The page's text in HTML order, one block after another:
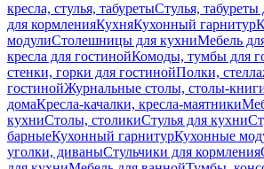
кресла, стулья, табуретыСтулья, табуреты
для кормленияКухняКухонный гарнитур
модулиСтолешницы для кухниМебель
кресла для гостинойКомоды, тумбы для
стенки, горки для гостинойПолки,
гостинойЖурнальные столы, столы-
домаКресла-качалки, кресла-маятники
кухниСтолы, столикиСтулья для кухни
барныеКухонный гарнитурКухонные
уголки, диваныСтульчики для кормления